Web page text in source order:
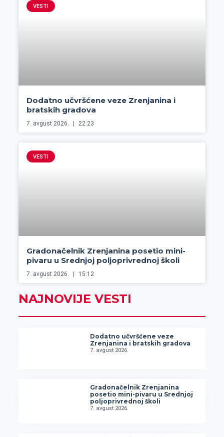
VESTI
Dodatno učvršćene veze Zrenjanina i
bratskih gradova
7. avgust 2026. 22:23
VESTI
Gradonačelnik Zrenjanina posetio mini-
pivaru u Srednjoj poljoprivrednoj školi
7. avgust 2026. 15:12
NAJNOVIJE VESTI
Dodatno učvršćene veze
Zrenjanina i bratskih gradova
7. avgust 2026.
Gradonačelnik Zrenjanina
posetio mini-pivaru u Srednjoj
poljoprivrednoj školi
7. avgust 2026.